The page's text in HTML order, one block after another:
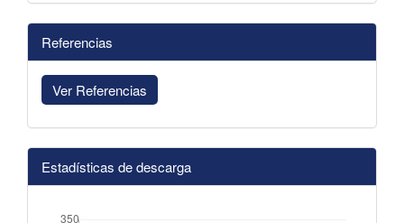
Referencias
Ver Referencias
Estadísticas de descarga